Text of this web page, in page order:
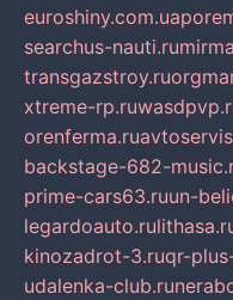
euroshiny.com.ua
searchus-nauti.ru
transgazstroy.ru
xtreme-rp.ru
orenferma.ru
backstage-682-
prime-cars63.ruun-
legardoauto.ru
kinozadrot-3.ruqr-
udalenka-club.ru